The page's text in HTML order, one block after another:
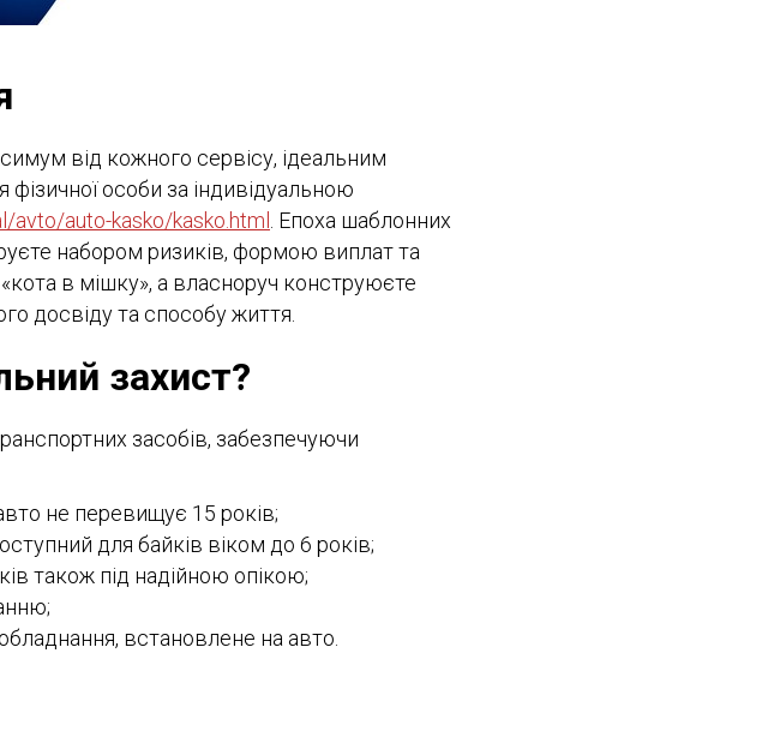
від кожного сервісу, ідеальним
особи за індивідуальною
avto/auto-kasko/kasko.html
. Епоха шаблонних
набором ризиків, формою виплат та
в мішку», а власноруч конструюєте
досвіду та способу життя.
захист?
засобів, забезпечуючи
не перевищує 15 років;
для байків віком до 6 років;
також під надійною опікою;
встановлене на авто.